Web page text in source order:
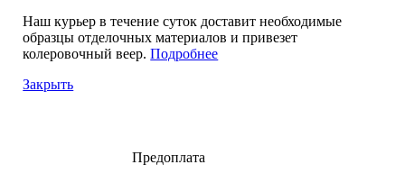
Наш курьер в течение суток доставит необходимые
образцы отделочных материалов и привезет
колеровочный веер.Подробнее
Закрыть
Предоплата